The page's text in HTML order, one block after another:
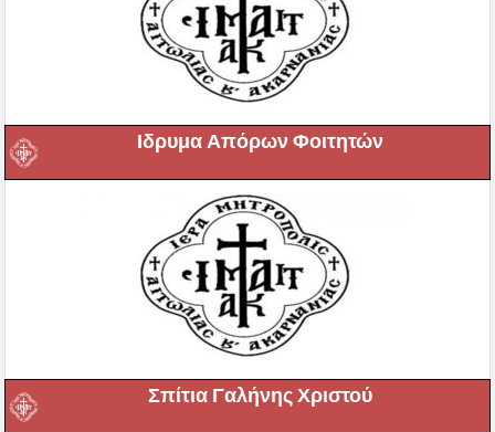
Ιδρυμα Απόρων Φοιτητών
Σπίτια Γαλήνης Χριστού